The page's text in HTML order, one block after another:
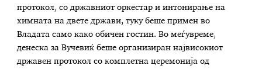
протокол, со државниот оркестар и интонирање на
химната на двете држави, туку беше примен во
Владата само како обичен гостин. Во меѓувреме,
денеска за Вучевиќ беше организиран највисокиот
државен протокол со комплетна церемонија од